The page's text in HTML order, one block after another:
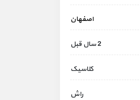
اصفهان
2 سال قبل
کلاسیک
راش